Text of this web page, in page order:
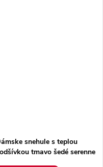
snehule s teplou
tmavo šedé serenne